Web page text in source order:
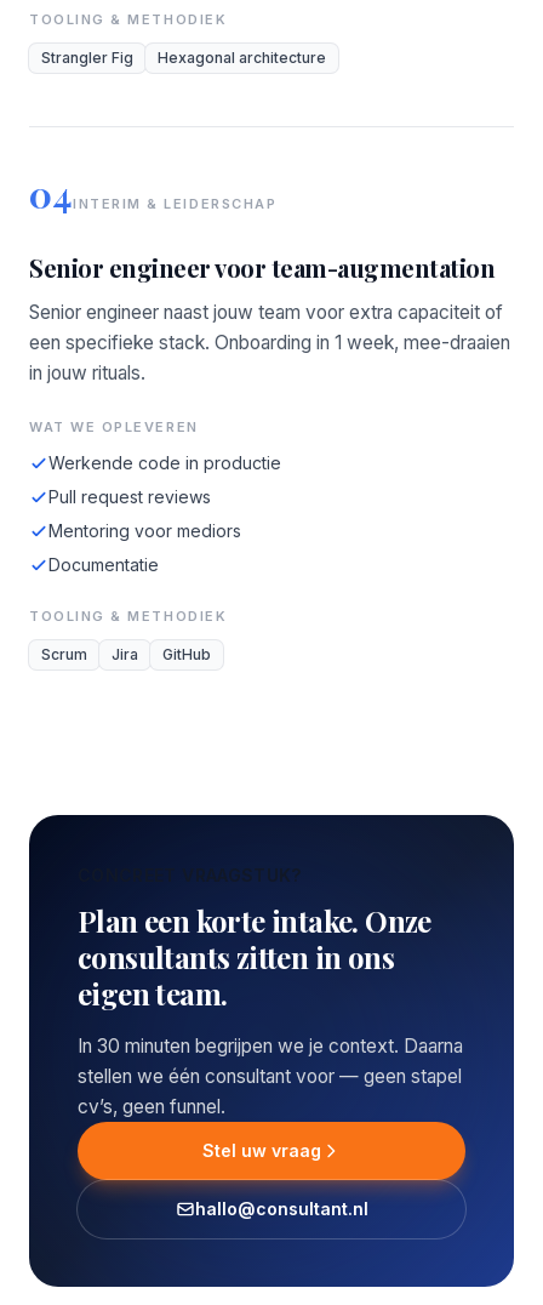
TOOLING & METHODIEK
Strangler Fig Hexagonal architecture
04INTERIM & LEIDERSCHAP
Senior engineer voor team-augmentation
Senior engineer naast jouw team voor extra capaciteit of
een specifieke stack. Onboarding in 1 week, mee-draaien
in jouw rituals.
WAT WE OPLEVEREN
Werkende code in productie
Pull request reviews
Mentoring voor mediors
Documentatie
TOOLING & METHODIEK
Scrum Jira GitHub
CONCREET VRAAGSTUK?
Plan een korte intake. Onze
consultants zitten in ons
eigen team.
In 30 minuten begrijpen we je context. Daarna
stellen we één consultant voor — geen stapel
cv’s, geen funnel.
Stel uw vraag
hallo@consultant.nl